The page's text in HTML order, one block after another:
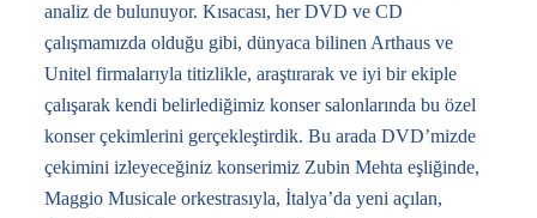
analiz de bulunuyor. Kısacası, her DVD ve CD
çalışmamızda olduğu gibi, dünyaca bilinen Arthaus ve
Unitel firmalarıyla titizlikle, araştırarak ve iyi bir ekiple
çalışarak kendi belirlediğimiz konser salonlarında bu özel
konser çekimlerini gerçekleştirdik. Bu arada DVD’mizde
çekimini izleyeceğiniz konserimiz Zubin Mehta eşliğinde,
Maggio Musicale orkestrasıyla, İtalya’da yeni açılan,